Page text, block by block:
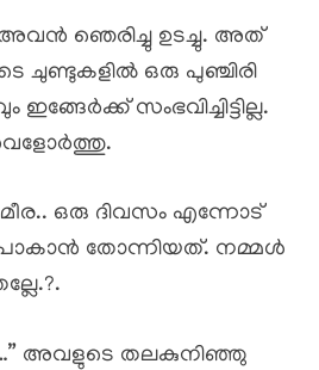
ഞെരിച്ചു ഉടച്ചു. അത്
ചുണ്ടുകളിൽ ഒരു പുഞ്ചിരി
ഇങ്ങേർക്ക് സംഭവിച്ചിട്ടില്ല.
ഒരു ദിവസം എന്നോട്
തോന്നിയത്. നമ്മൾ
അവളുടെ തലകുനിഞ്ഞു